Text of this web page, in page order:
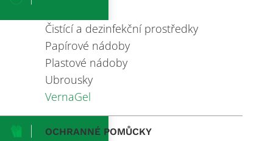
Čistící a dezinfekční prostředky
Papírové nádoby
Plastové nádoby
Ubrousky
VernaGel
OCHRANNÉ POMŮCKY